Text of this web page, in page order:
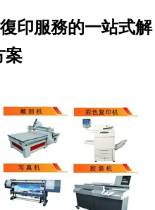
印服務的一站式解
案